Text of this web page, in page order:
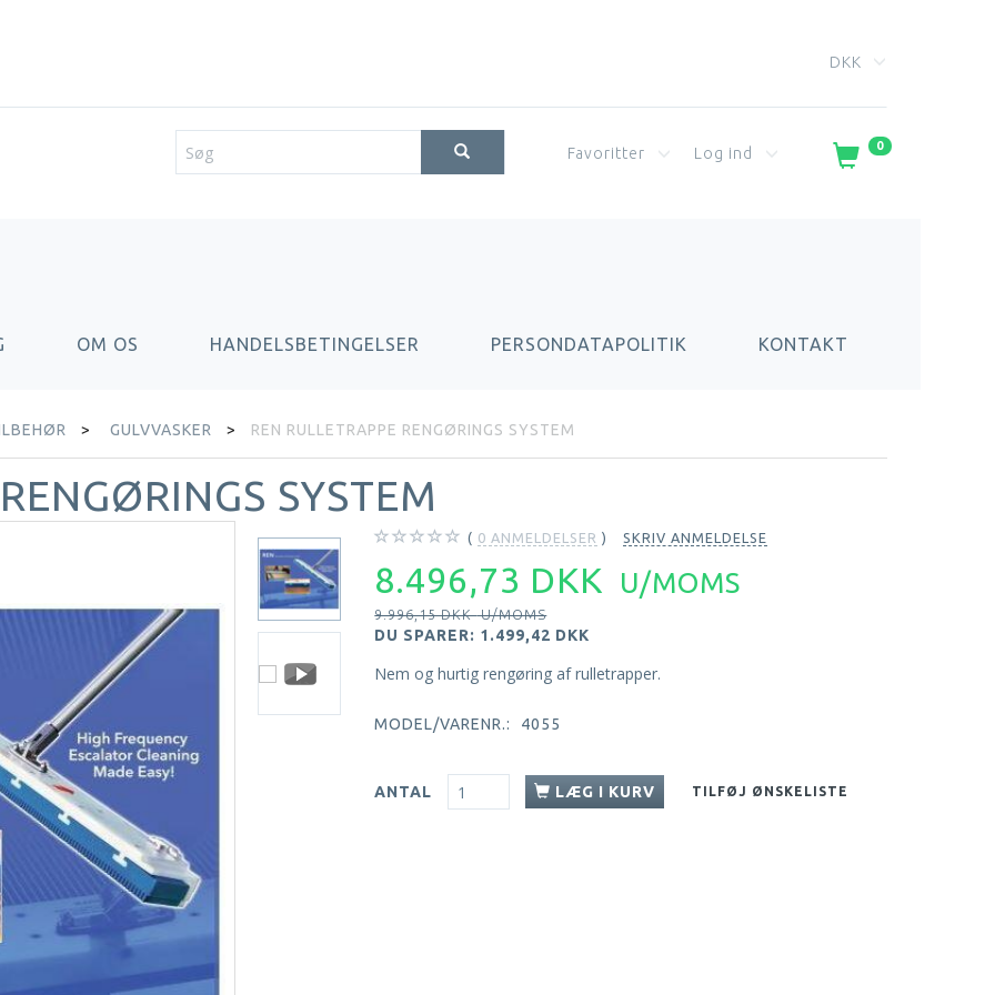
DKK
0
Favoritter Log ind
OM OS HANDELSBETINGELSER PERSONDATAPOLITIK KONTAKT
GULVVASKER REN RULLETRAPPE RENGØRINGS SYSTEM
SYSTEM
0 ANMELDELSER SKRIV ANMELDELSE
8.496,73 DKK U/MOMS
9.996,15 DKKU/MOMS
DU SPARER: 1.499,42 DKK
Nem og hurtig rengøring af rulletrapper.
MODEL/VARENR.: 4055
ANTAL LÆG I KURV TILFØJ ØNSKELISTE